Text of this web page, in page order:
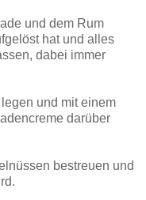
und dem Rum
hat und alles
dabei immer
und mit einem
darüber
bestreuen und